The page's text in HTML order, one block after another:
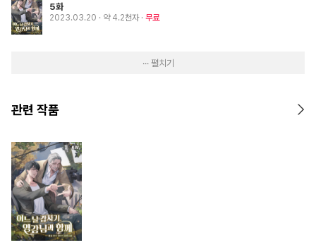
5화
2023.03.20 · 약 4.2천자 무료
··· 펼치기
관련 작품